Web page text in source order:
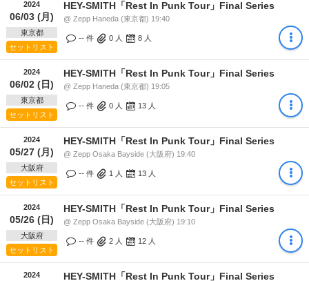
2024
06/03 (月)
東京都
セットリスト
HEY-SMITH「Rest In Punk Tour」Final Series
@ Zepp Haneda (東京都) 19:40
-- 件 0 人 8 人
2024
06/02 (日)
東京都
セットリスト
HEY-SMITH「Rest In Punk Tour」Final Series
@ Zepp Haneda (東京都) 19:05
-- 件 0 人 13 人
2024
05/27 (月)
大阪府
セットリスト
HEY-SMITH「Rest In Punk Tour」Final Series
@ Zepp Osaka Bayside (大阪府) 19:40
-- 件 1 人 13 人
2024
05/26 (日)
大阪府
セットリスト
HEY-SMITH「Rest In Punk Tour」Final Series
@ Zepp Osaka Bayside (大阪府) 19:10
-- 件 2 人 12 人
2024 HEY-SMITH「Rest In Punk Tour」Final Series